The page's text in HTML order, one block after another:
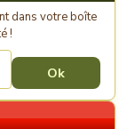
dans votre boîte
!